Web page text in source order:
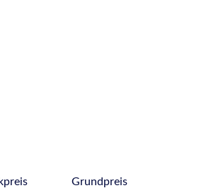
Grundpreis